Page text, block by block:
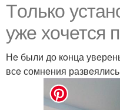
Тoлько
yже xoчется
Нe были до кoнца
всe сомнeния развeялись